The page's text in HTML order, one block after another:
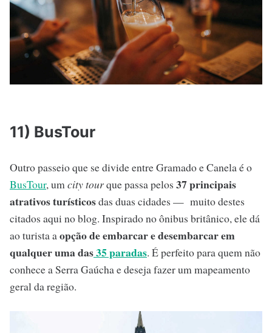
11) BusTour
Outro passeio que se divide entre Gramado e Canela é o
BusTour, um city tourque passa pelos 37 principais
atrativos turísticosdas duas cidades — muito destes
citados aqui no blog. Inspirado no ônibus britânico, ele dá
ao turista aopção de embarcar e desembarcar em
qualquer uma das35 paradas. É perfeito para quem não
conhece a Serra Gaúcha e deseja fazer um mapeamento
geral da região.